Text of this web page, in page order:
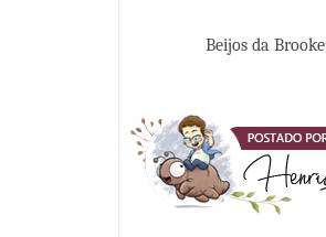
Beijos da Brooke